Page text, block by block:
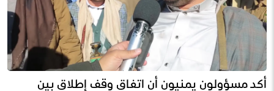
أكد مسؤولون يمنيون أن اتفاق وقف إطلاق بين